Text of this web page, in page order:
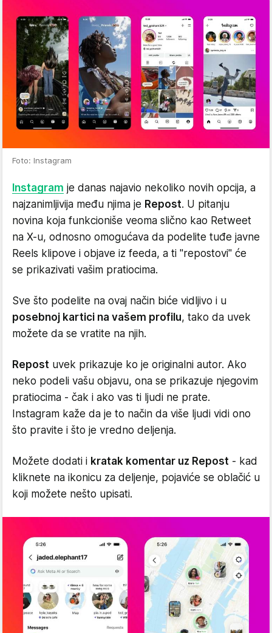
Foto: Instagram
Instagram je danas najavio nekoliko novih opcija, a
najzanimljivija među njima je Repost. U pitanju
novina koja funkcioniše veoma slično kao Retweet
na X-u, odnosno omogućava da podelite tuđe javne
Reels klipove i objave iz feeda, a ti "repostovi" će
se prikazivati vašim pratiocima.
Sve što podelite na ovaj način biće vidljivo i u
posebnoj kartici na vašem profilu, tako da uvek
možete da se vratite na njih.
Repost uvek prikazuje ko je originalni autor. Ako
neko podeli vašu objavu, ona se prikazuje njegovim
pratiocima - čak i ako vas ti ljudi ne prate.
Instagram kaže da je to način da više ljudi vidi ono
što pravite i što je vredno deljenja.
Možete dodati i kratak komentar uz Repost - kad
kliknete na ikonicu za deljenje, pojaviće se oblačić u
koji možete nešto upisati.